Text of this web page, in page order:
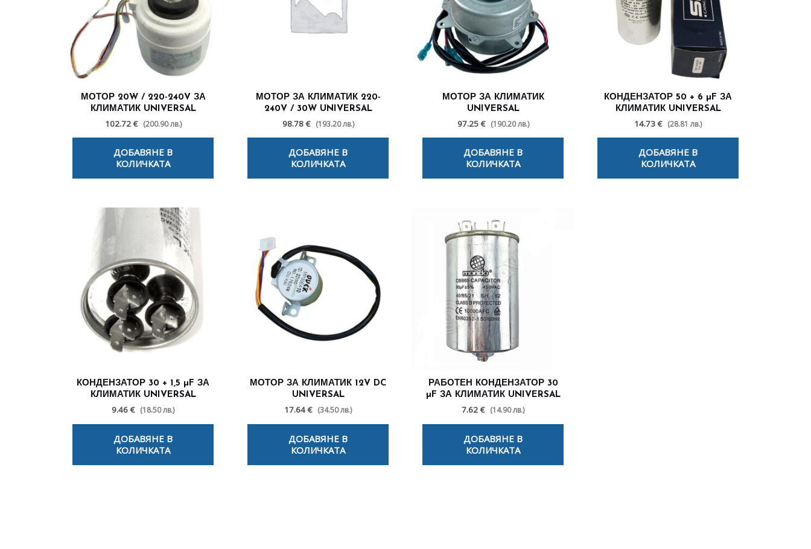
МОТОР 20W / 220-240V ЗА
КЛИМАТИК UNIVERSAL
102.72 € (200.90 лв.)
ДОБАВЯНЕ В
КОЛИЧКАТА
МОТОР ЗА КЛИМАТИК 220-
240V / 30W UNIVERSAL
98.78 € (193.20 лв.)
ДОБАВЯНЕ В
КОЛИЧКАТА
МОТОР ЗА КЛИМАТИК
UNIVERSAL
97.25 € (190.20 лв.)
ДОБАВЯНЕ В
КОЛИЧКАТА
КОНДЕНЗАТОР 50 + 6 µF ЗА
КЛИМАТИК UNIVERSAL
14.73 € (28.81 лв.)
ДОБАВЯНЕ В
КОЛИЧКАТА
КОНДЕНЗАТОР 30 + 1,5 µF ЗА
КЛИМАТИК UNIVERSAL
9.46 € (18.50 лв.)
ДОБАВЯНЕ В
КОЛИЧКАТА
МОТОР ЗА КЛИМАТИК 12V DC
UNIVERSAL
17.64 € (34.50 лв.)
ДОБАВЯНЕ В
КОЛИЧКАТА
РАБОТЕН КОНДЕНЗАТОР 30
µF ЗА КЛИМАТИК UNIVERSAL
7.62 € (14.90 лв.)
ДОБАВЯНЕ В
КОЛИЧКАТА